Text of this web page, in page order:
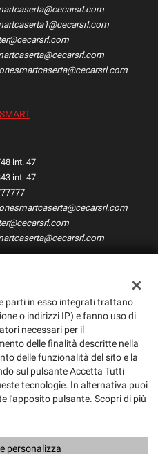
int. 47
int. 47
parti in esso integrati trattano
o indirizzi IP) e fanno uso di
necessari per il
delle finalità descritte nella
delle funzionalità del sito e la
sul pulsante Accetta Tutti
tecnologie. In alternativa puoi
l'apposito pulsante. Scopri di più
personalizza